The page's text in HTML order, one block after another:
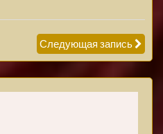
Следующая запись